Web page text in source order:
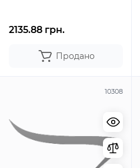
2135.88 грн.
Продано
10308